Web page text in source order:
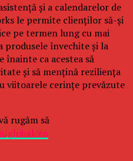
și a calendarelor de
le permite clienților să-și
pe termen lung cu mai
produsele învechite și la
înainte ca acestea să
și să mențină reziliența
viitoarele cerințe prevăzute
rugăm să
global/en